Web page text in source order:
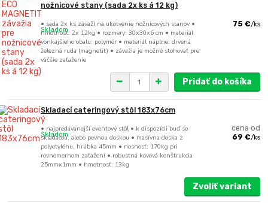
nožnicové stany (sada 2x ks á 12 kg)
• sada 2x ks závaží na ukotvenie nožnicových stanov •
hmotnosť: 2x 12kg • rozmery: 30x30x6 cm • materiál
vonkajšieho obalu: polymér • materiál náplne: drvená
železná ruda (magnetit) • závažia je možné stohovať pre
väčšie zaťaženie
75 €/ks
Skladom
Pridať do košíka
Skladací cateringový stôl 183x76cm
• najpredávanejší eventový stôl • k dispozícii buď so
skladacou, alebo pevnou doskou • masívna doska z
polyetylénu, hrúbka 45mm • nosnosť: 170kg pri
rovnomernom zaťažení • robustná kovová konštrukcia
25mmx1mm • hmotnosť: 13kg
cena od
69 €/ks
Skladom
Zvoliť variant